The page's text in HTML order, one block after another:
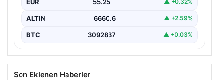
EUR 55.25 ▲ +0.32%
ALTIN 6660.6 ▲ +2.59%
BTC 3092837 ▲ +0.03%
Son Eklenen Haberler